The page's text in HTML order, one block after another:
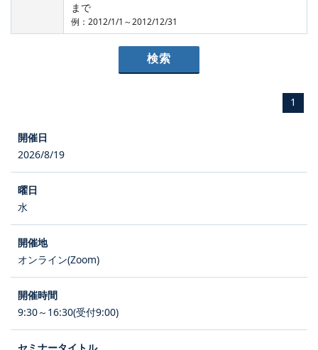
まで
例：2012/1/1～2012/12/31
1
2026/8/19
水
オンライン(Zoom)
9:30～16:30(受付9:00)